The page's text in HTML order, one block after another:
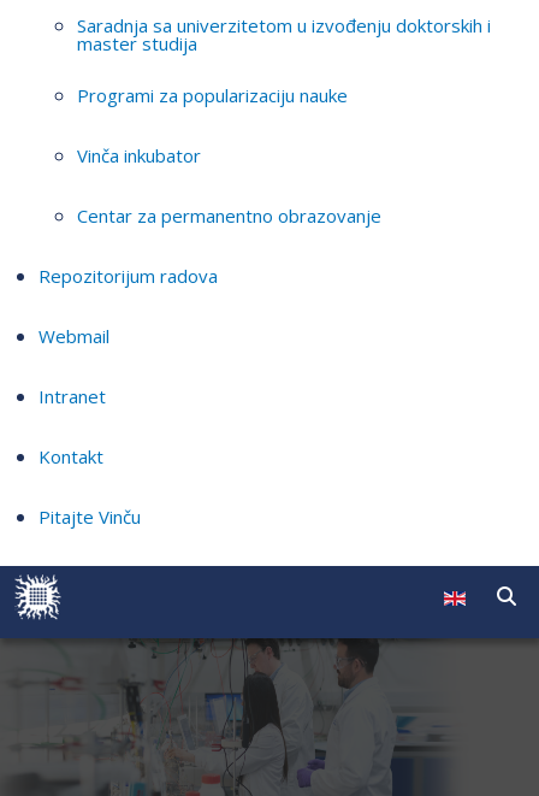
Saradnja sa univerzitetom u izvođenju doktorskih i
master studija
Programi za popularizaciju nauke
Vinča inkubator
Centar za permanentno obrazovanje
Repozitorijum radova
Webmail
Intranet
Kontakt
Pitajte Vinču